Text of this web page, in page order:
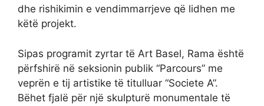
dhe rishikimin e vendimmarrjeve që lidhen me
këtë projekt.
Sipas programit zyrtar të Art Basel, Rama është
përfshirë në seksionin publik “Parcours” me
veprën e tij artistike të titulluar “Societe A”.
Bëhet fjalë për një skulpturë monumentale të